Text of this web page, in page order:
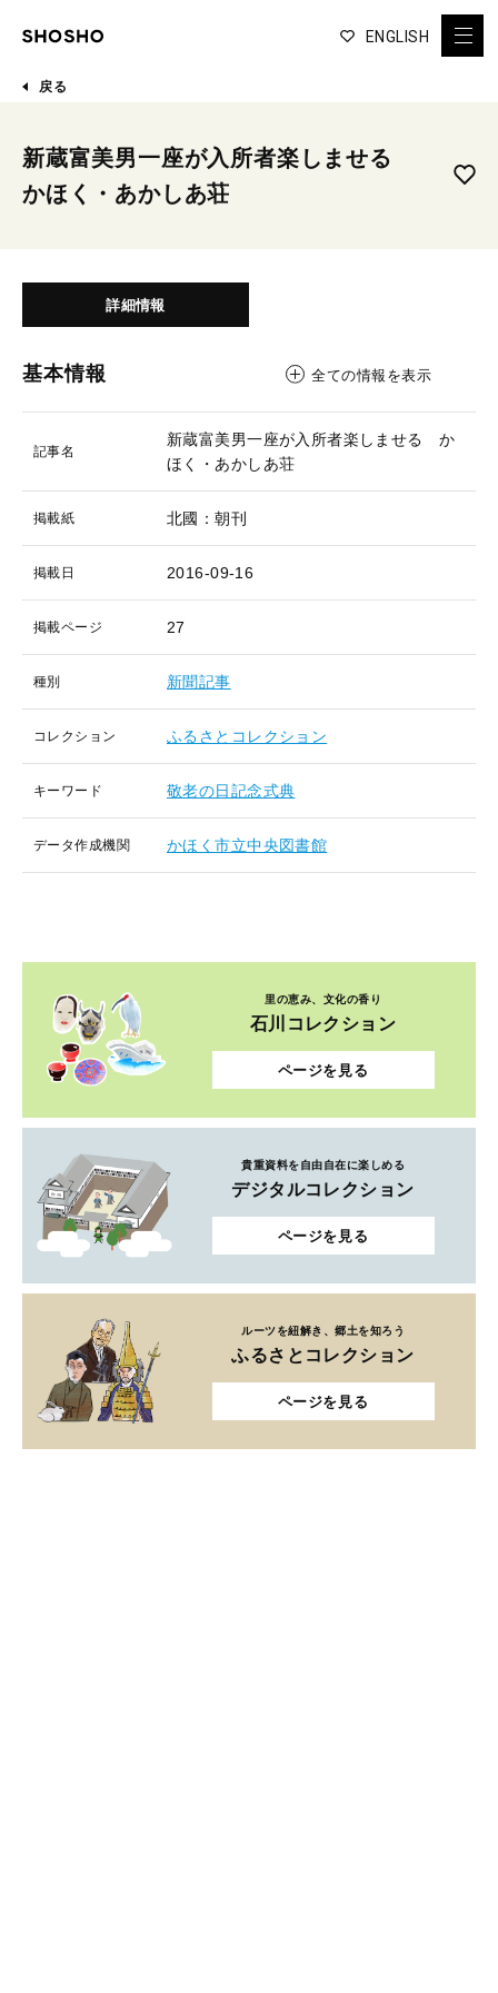
ENGLISH
戻る
新蔵富美男一座が入所者楽しませる
かほく・あかしあ荘
詳細情報
基本情報 全ての情報を表示
記事名
新蔵富美男一座が入所者楽しませる か
ほく・あかしあ荘
掲載紙 北國：朝刊
掲載日 2016-09-16
掲載ページ 27
種別 新聞記事
コレクション ふるさとコレクション
キーワード 敬老の日記念式典
データ作成機関 かほく市立中央図書館
里の恵み、文化の香り
石川コレクション
ページを見る
貴重資料を自由自在に楽しめる
デジタルコレクション
ページを見る
ルーツを紐解き、郷土を知ろう
ふるさとコレクション
ページを見る